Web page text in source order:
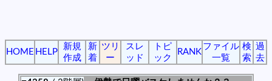
HOME HELP
新規
作成
新
着
ツリ
ー
スレ
ッド
トピ
ック
RANK
ファイル
一覧
検
索
過
去